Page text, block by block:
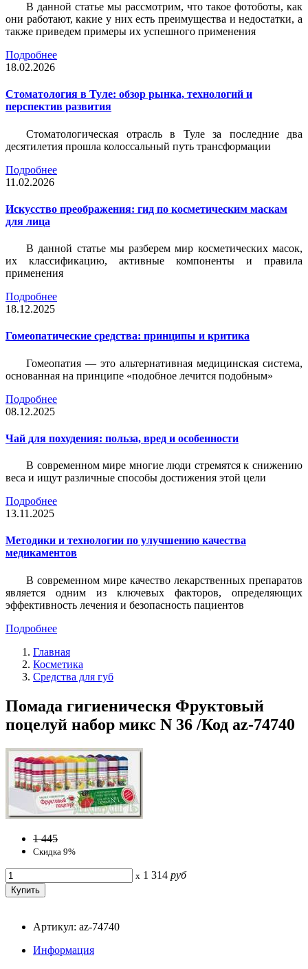
В данной статье мы рассмотрим, что такое фотоботы, как
они работают, какие у них есть преимущества и недостатки, а
также приведем примеры их успешного применения
Подробнее
18.02.2026
Стоматология в Туле: обзор рынка, технологий и
перспектив развития
Стоматологическая отрасль в Туле за последние два
десятилетия прошла колоссальный путь трансформации
Подробнее
11.02.2026
Искусство преображения: гид по косметическим маскам
для лица
В данной статье мы разберем мир косметических масок,
их классификацию, активные компоненты и правила
применения
Подробнее
18.12.2025
Гомеопатические средства: принципы и критика
Гомеопатия — это альтернативная медицинская система,
основанная на принципе «подобное лечится подобным»
Подробнее
08.12.2025
Чай для похудения: польза, вред и особенности
В современном мире многие люди стремятся к снижению
веса и ищут различные способы достижения этой цели
Подробнее
13.11.2025
Методики и технологии по улучшению качества
медикаментов
В современном мире качество лекарственных препаратов
является одним из ключевых факторов, определяющих
эффективность лечения и безопасность пациентов
Подробнее
Главная
Косметика
Средства для губ
Помада гигиеническя Фруктовый
поцелуй набор микс N 36 /Код az-74740
1 445
Скидка 9%
x 1 314 руб
Артикул: az-74740
Информация